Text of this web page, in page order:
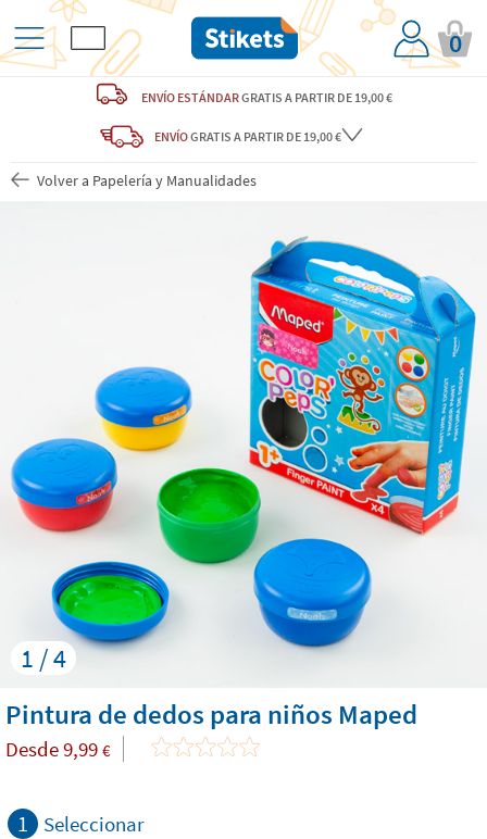
0
ENVÍO ESTÁNDARGRATIS A PARTIR DE 19,00 €
ENVÍOGRATIS A PARTIR DE 19,00 €
Volver a Papelería y Manualidades
1 / 4
Pintura de dedos para niños Maped
Desde9,99 €
1 Seleccionar